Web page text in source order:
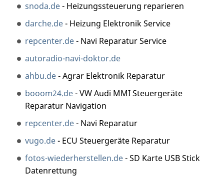
snoda.de- Heizungssteuerung reparieren
darche.de- Heizung Elektronik Service
repcenter.de- Navi Reparatur Service
autoradio-navi-doktor.de
ahbu.de- Agrar Elektronik Reparatur
booom24.de- VW Audi MMI Steuergeräte
Reparatur Navigation
repcenter.de- Navi Reparatur
vugo.de- ECU Steuergeräte Reparatur
fotos-wiederherstellen.de- SD Karte USB Stick
Datenrettung